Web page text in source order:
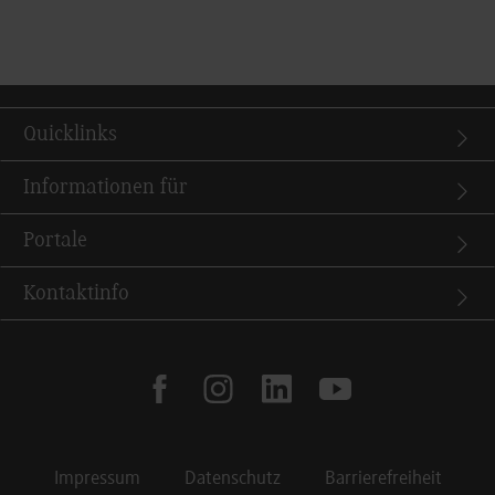
Quicklinks
Informationen für
Portale
Kontaktinfo
facebookinstagramlinkedinyoutube
Impressum Datenschutz Barrierefreiheit